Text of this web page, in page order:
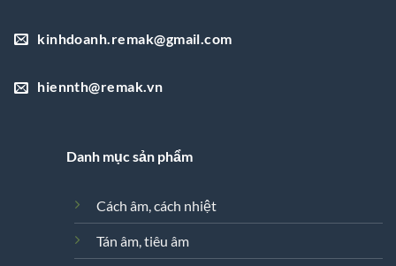
kinhdoanh.remak@gmail.com
hiennth@remak.vn
Danh mục sản phẩm
Cách âm, cách nhiệt
Tán âm, tiêu âm